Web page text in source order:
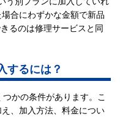
合にわずかな金額で新品
るのは修理サービスと同
するには？
かの条件があります。こ
、加入方法、料金につい